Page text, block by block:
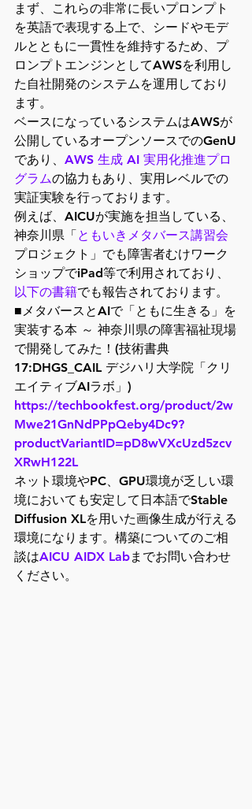
まず、これらの非常に長いプロンプト
を英語で表現する上で、シードやモデ
ルとともに一貫性を維持するため、プ
ロンプトエンジンとしてAWSを利用し
た自社開発のシステムを運用しており
ます。
ベースになっているシステムはAWSが
公開しているオープンソースでのGenU
であり、 AWS 生成 AI 実用化推進プロ
グラムの協力もあり、実用レベルでの
実証実験を行っております。
例えば、AICUが実施を担当している、
神奈川県「 ともいきメタバース講習会
プロジェクト」でも障害者むけワーク
ショップでiPad等で利用されており、
以下の書籍でも報告されております。
■メタバースとAIで「ともに生きる」を
実装する本 ～ 神奈川県の障害福祉現場
で開発してみた！(技術書典
17:DHGS_CAIL デジハリ大学院「クリ
エイティブAIラボ」)
https://techbookfest.org/product/2w
Mwe21GnNdPPpQeby4Dc9?
productVariantID=pD8wVXcUzd5zcv
XRwH122L
ネット環境やPC、GPU環境が乏しい環
境においても安定して日本語でStable
Diffusion XLを用いた画像生成が行える
環境になります。構築についてのご相
談はAICU AIDX Labまでお問い合わせ
ください。